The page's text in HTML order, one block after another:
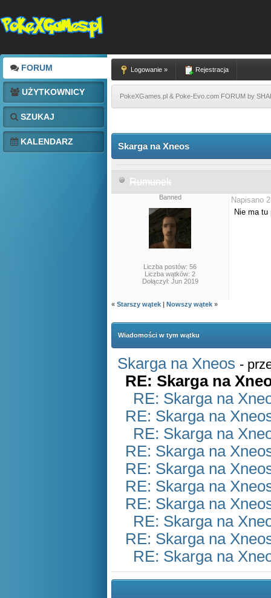
FORUM
UŻYTKOWNICY
SZUKAJ
KALENDARZ
Logowanie » Rejestracja
PokeXGames.pl & Poke-Evo.com FORUM by
Skarga na Xneos
Rumunek
Banned
Liczba postów: 56
Liczba wątków: 2
Dołączył: Jun 2019
Napisano
Nie ma tu
« Starszy wątek | Nowszy wątek »
Wiadomości w tym wątku
Skarga na Xneos -
RE: Skarga na
RE: Skarga na
RE: Skarga na
RE: Skarga na
RE: Skarga na
RE: Skarga na
RE: Skarga na
RE: Skarga na
RE: Skarga na
RE: Skarga na
RE: Skarga na